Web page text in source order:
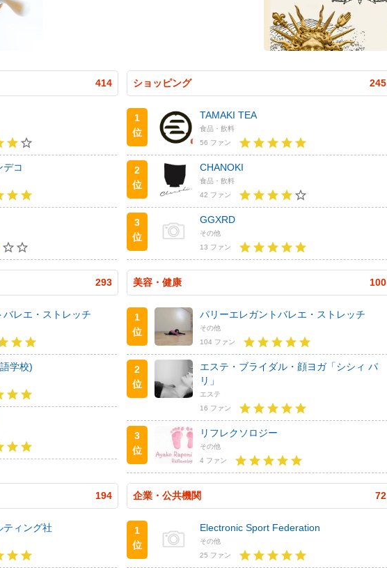
414
デコ
ショッピング 245
1
位
TAMAKI TEA
食品・飲料
56 ファン
2
位
CHANOKI
食品・飲料
42 ファン
3
位
GGXRD
その他
13 ファン
293
レエ・ストレッチ
学校)
美容・健康 100
1
位
パリーエレガントバレエ・ストレッチ
その他
104 ファン
2
位
エステ・ブライダル・顔ヨガ「シシィ パ
リ」
エステ
16 ファン
3
位
リフレクソロジー
その他
4 ファン
194
ティング社
企業・公共機関 72
1
位
Electronic Sport Federation
その他
25 ファン